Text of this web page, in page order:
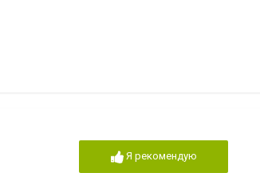
Я рекомендую